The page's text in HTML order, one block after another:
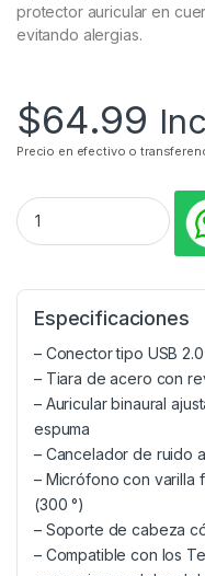
protector auricular en
evitando alergias.
$64.99
Precio en efectivo o
Especificaciones
– Conector tipo USB 2.0
– Tiara de acero con
– Auricular binaural
espuma
– Cancelador de ruido
– Micrófono con varilla
(300 °)
– Soporte de cabeza
– Compatible con los